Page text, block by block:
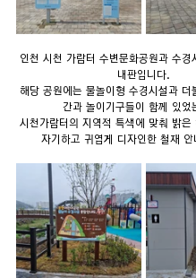
인천 시천 가람터 수변문화공원과 수경
내판입니다.
해당 공원에는 물놀이형 수경시설과 더
간과 놀이기구들이 함께 있었
시천가람터의 지역적 특색에 맞춰 밝은
자기하고 귀엽게 디자인한 철재 안